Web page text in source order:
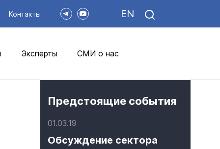
Контакты EN
Эксперты СМИ о нас
Предстоящие события
01.03.19
Обсуждение сектора